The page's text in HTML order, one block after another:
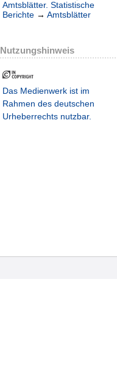
Amtsblätter. Statistische
Berichte → Amtsblätter
Nutzungshinweis
Das Medienwerk ist im
Rahmen des deutschen
Urheberrechts nutzbar.